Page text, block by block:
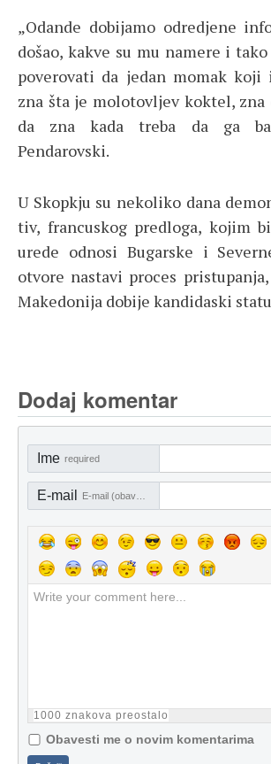
„Odande dobijamo odredjene
došao, kakve su mu namere i
poverovati da jedan momak koji
zna šta je molotovljev koktel, zna
da zna kada treba da ga
Pendarovski.
U Skopkju su nekoliko dana
tiv, francuskog predloga, kojim
urede odnosi Bugarske i
otvore nastavi proces
Makedonija dobije kandidaski
Dodaj komentar
Ime required
E-mail
1000 znakova preostalo
Obavesti me o novim komentarima